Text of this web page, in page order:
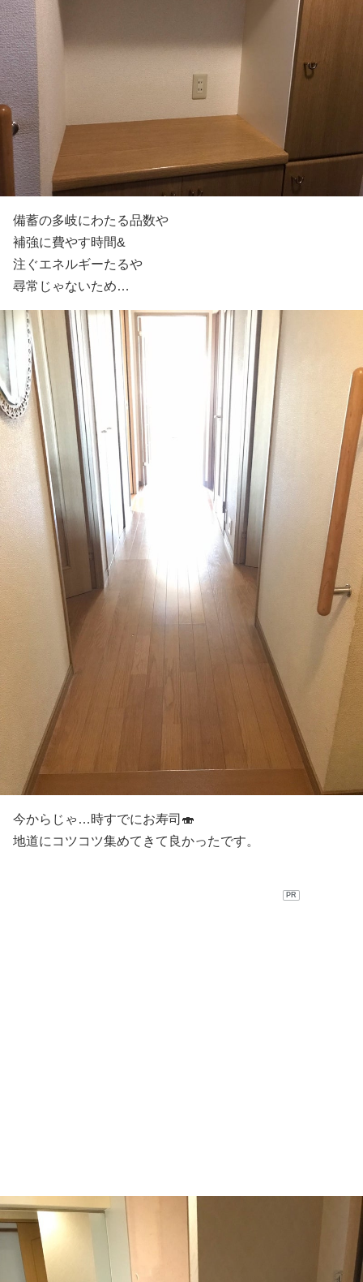
備蓄の多岐にわたる品数や
補強に費やす時間&
注ぐエネルギーたるや
尋常じゃないため…
今からじゃ…時すでにお寿司🍣
地道にコツコツ集めてきて良かったです。
PR